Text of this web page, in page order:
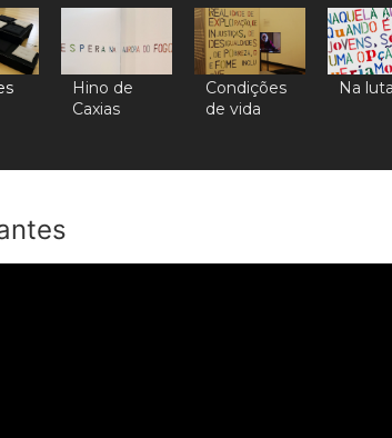
Hino de
Caxias
Condições
de vida
Na luta